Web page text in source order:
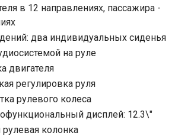
в 12 направлениях, пассажира -
два индивидуальных сиденья
на руле
двигателя
регулировка руля
рулевого колеса
дисплей: 12.3\"
колонка